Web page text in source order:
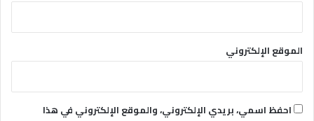
الموقع الإلكتروني
احفظ اسمي، بريدي الإلكتروني، والموقع الإلكتروني في هذا